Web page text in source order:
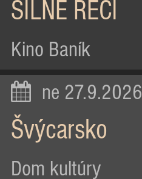
SILNÉ REČI
Kino Baník
ne 27.9.2026
Švýcarsko
Dom kultúry